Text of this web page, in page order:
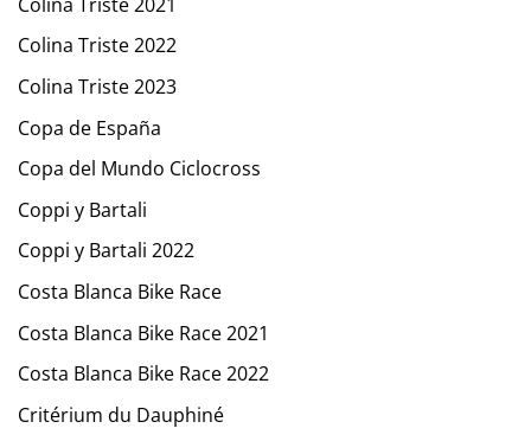
Colina Triste 2022
Colina Triste 2023
Copa de España
Copa del Mundo Ciclocross
Coppi y Bartali
Coppi y Bartali 2022
Costa Blanca Bike Race
Costa Blanca Bike Race 2021
Costa Blanca Bike Race 2022
Critérium du Dauphiné